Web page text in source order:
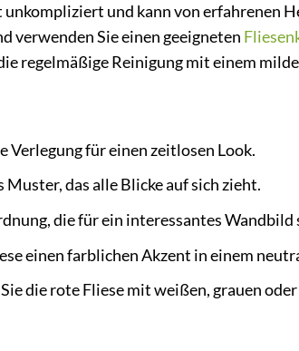
und kann von erfahrenen
verwenden Sie einen geeigneten
regelmäßige Reinigung mit einem
für einen zeitlosen Look.
Muster, das alle Blicke auf sich zieht.
die für ein interessantes Wandbild
einen farblichen Akzent in einem
die rote Fliese mit weißen, grauen